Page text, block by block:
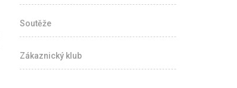
Soutěže
Zákaznický klub